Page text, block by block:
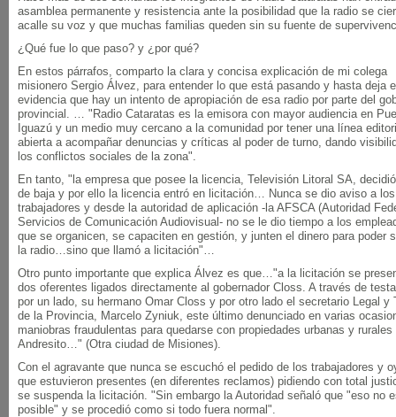
asamblea permanente y resistencia ante la posibilidad que la radio se
acalle su voz y que muchas familias queden sin su fuente de
¿Qué fue lo que paso? y ¿por qué?
En estos párrafos, comparto la clara y concisa explicación de mi colega
misionero Sergio Álvez, para entender lo que está pasando y hasta deja
evidencia que hay un intento de apropiación de esa radio por parte del
provincial. … "Radio Cataratas es la emisora con mayor audiencia en
Iguazú y un medio muy cercano a la comunidad por tener una línea
abierta a acompañar denuncias y críticas al poder de turno, dando
los conflictos sociales de la zona".
En tanto, "la empresa que posee la licencia, Televisión Litoral SA,
de baja y por ello la licencia entró en licitación… Nunca se dio aviso a los
trabajadores y desde la autoridad de aplicación -la AFSCA (Autoridad
Servicios de Comunicación Audiovisual- no se le dio tiempo a los
que se organicen, se capaciten en gestión, y junten el dinero para poder
la radio…sino que llamó a licitación"…
Otro punto importante que explica Álvez es que…"a la licitación se
dos oferentes ligados directamente al gobernador Closs. A través de
por un lado, su hermano Omar Closs y por otro lado el secretario Legal y
de la Provincia, Marcelo Zyniuk, este último denunciado en varias
maniobras fraudulentas para quedarse con propiedades urbanas y rurales
Andresito…" (Otra ciudad de Misiones).
Con el agravante que nunca se escuchó el pedido de los trabajadores y
que estuvieron presentes (en diferentes reclamos) pidiendo con total
se suspenda la licitación. "Sin embargo la Autoridad señaló que "eso no
posible" y se procedió como si todo fuera normal".